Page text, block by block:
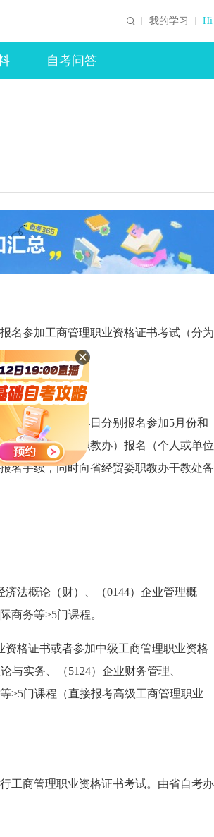
我的学习 Hi
自考问答
参加工商管理职业资格证书考试（分为
、9月18日—24日分别报名参加5月份和
贸委（经委或职教办）报名（个人或单位
名手续，同时向省经贸委职教办干教处备
法概论（财）、（0144）企业管理概
商务等>5门课程。
格证书或者参加中级工商管理职业资格
与实务、（5124）企业财务管理、
>5门课程（直接报考高级工商管理职业
工商管理职业资格证书考试。由省自考办